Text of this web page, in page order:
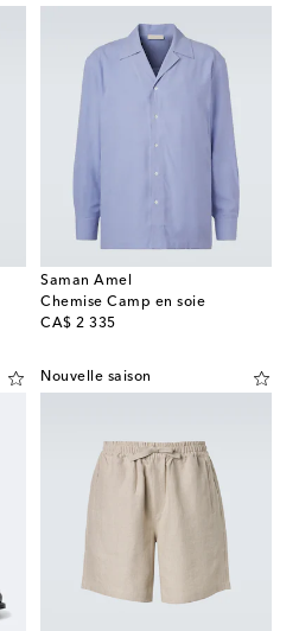
Saman Amel
Chemise Camp en soie
CA$ 2 335
original price
Nouvelle saison